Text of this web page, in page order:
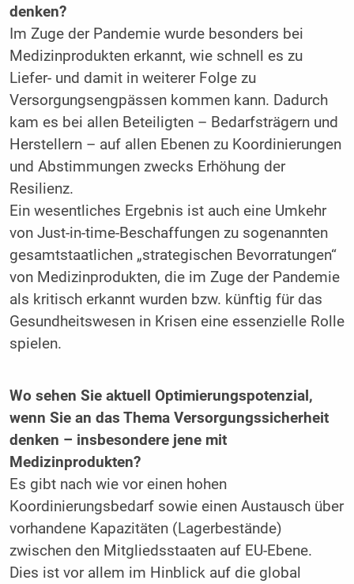
denken?
Im Zuge der Pandemie wurde besonders bei
Medizinprodukten erkannt, wie schnell es zu
Liefer- und damit in weiterer Folge zu
Versorgungsengpässen kommen kann. Dadurch
kam es bei allen Beteiligten – Bedarfsträgern und
Herstellern – auf allen Ebenen zu Koordinierungen
und Abstimmungen zwecks Erhöhung der
Resilienz.
Ein wesentliches Ergebnis ist auch eine Umkehr
von Just-in-time-Beschaffungen zu sogenannten
gesamtstaatlichen „strategischen Bevorratungen“
von Medizinprodukten, die im Zuge der Pandemie
als kritisch erkannt wurden bzw. künftig für das
Gesundheitswesen in Krisen eine essenzielle Rolle
spielen.
Wo sehen Sie aktuell Optimierungspotenzial,
wenn Sie an das Thema Versorgungs­sicherheit
denken – insbesondere jene mit
Medizinprodukten?
Es gibt nach wie vor einen hohen
Koordinierungsbedarf sowie einen Austausch über
vorhandene Kapazitäten (Lagerbestände)
zwischen den Mitgliedsstaaten auf EU-Ebene.
Dies ist vor allem im Hinblick auf die global